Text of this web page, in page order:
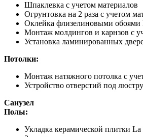
Шпаклевка с учетом материалов
Огрунтовка на 2 раза с учетом
Оклейка флизелиновыми обоями
Монтаж молдингов и карнзов с
Установка ламинированных
Потолки:
Монтаж натяжного потолка с
Устройство отверстий под люстру
Санузел
Полы:
Укладка керамической плитки La